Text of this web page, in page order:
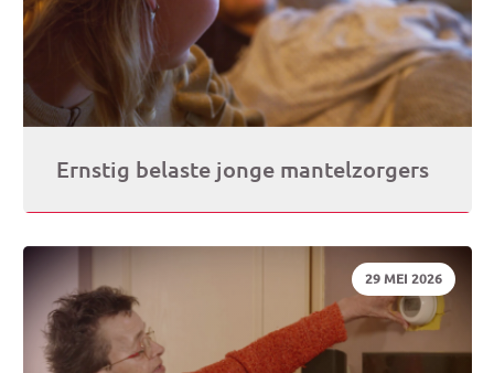
Ernstig belaste jonge mantelzorgers
DATUM:
29 MEI 2026